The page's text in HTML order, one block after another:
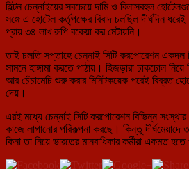
হিল্টন চেন্নাইয়ের সবচেয়ে দামি ও বিলাসবহুল
সঙ্গে এ হোটেল কর্তৃপক্ষের বিবাদ চলছিল দীর্ঘদিন
প্রায় ৩৪ লাখ রুপি বকেয়া কর মেটায়নি।
তাই চলতি সপ্তাহে চেন্নাই সিটি করপোরেশন
সামনে হাঙ্গামা করতে পাঠায়। হিজড়ারা ঢাকঢোল
আর চেঁচামেচি শুরু করার মিনিটকয়েক পরেই বিব্রত
দেয়।
এরই মধ্যে চেন্নাই সিটি করপোরেশন বিভিন্ন
কাজে লাগানোর পরিকল্পনা করছে। কিন্তু
কিনা তা নিয়ে ভারতের মানবাধিকার কর্মীরা একমত